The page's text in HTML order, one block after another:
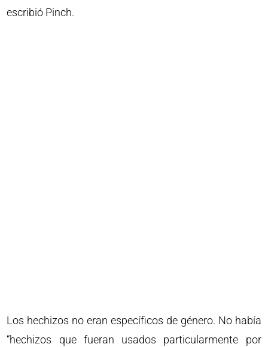
escribió Pinch.
Los hechizos no eran específicos de género. No había
“hechizos que fueran usados particularmente por